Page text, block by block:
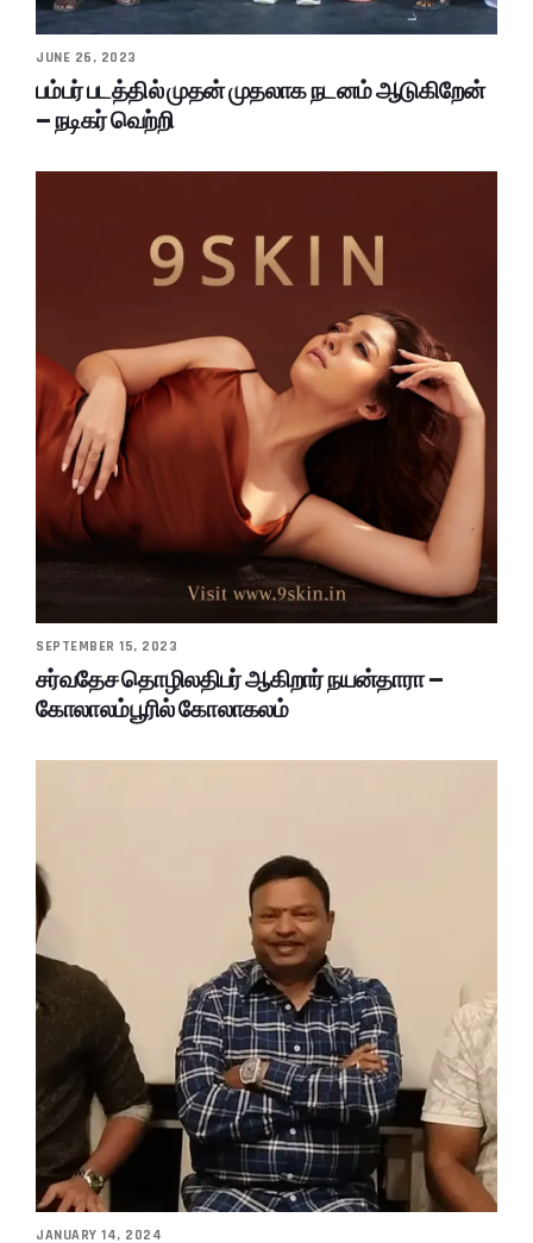
JUNE 26, 2023
பம்பர் படத்தில் முதன் முதலாக நடனம் ஆடுகிறேன்
– நடிகர் வெற்றி
SEPTEMBER 15, 2023
சர்வதேச தொழிலதிபர் ஆகிறார் நயன்தாரா –
கோலாலம்பூரில் கோலாகலம்
JANUARY 14, 2024